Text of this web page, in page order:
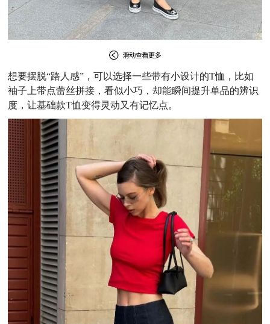
想要摆脱“路人感”，可以选择一些带有小设计的T恤，比如
袖子上带点蕾丝拼接，看似小巧，却能瞬间提升单品的辨识
度，让基础款T恤变得灵动又有记忆点。